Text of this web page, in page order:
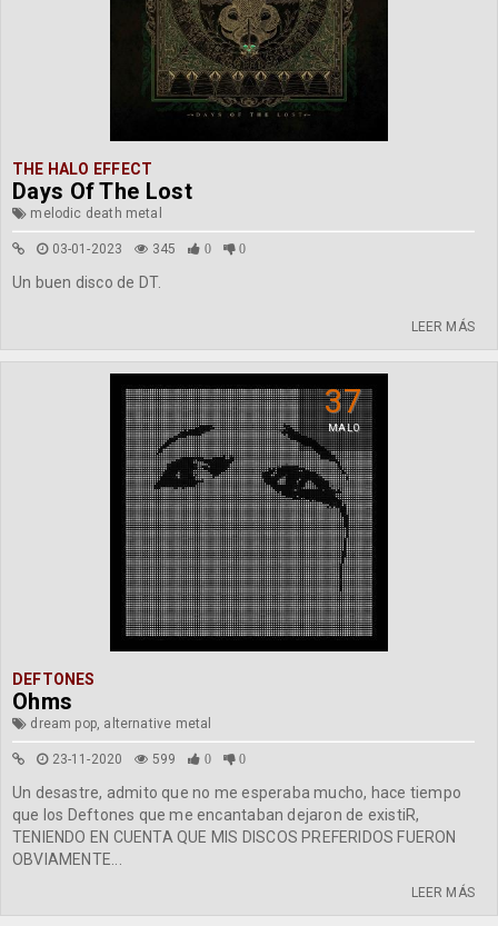
THE HALO EFFECT
Days Of The Lost
melodic death metal
03-01-2023 345 0 0
Un buen disco de DT.
LEER MÁS
37
MALO
DEFTONES
Ohms
dream pop, alternative metal
23-11-2020 599 0 0
Un desastre, admito que no me esperaba mucho, hace tiempo
que los Deftones que me encantaban dejaron de existiR,
TENIENDO EN CUENTA QUE MIS DISCOS PREFERIDOS FUERON
OBVIAMENTE...
LEER MÁS